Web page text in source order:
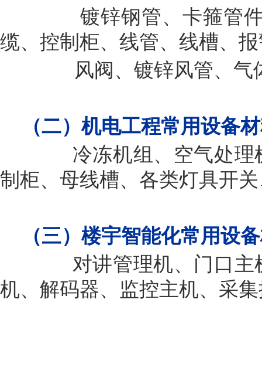
镀锌钢管、卡箍管
缆、控制柜、线管、线槽、
风阀、镀锌风管、气
（二）机电工程常用设备
冷冻机组、空气处理机
制柜、母线槽、各类灯具开
（三）楼宇智能化常用设
对讲管理机、门口主机
机、解码器、监控主机、采